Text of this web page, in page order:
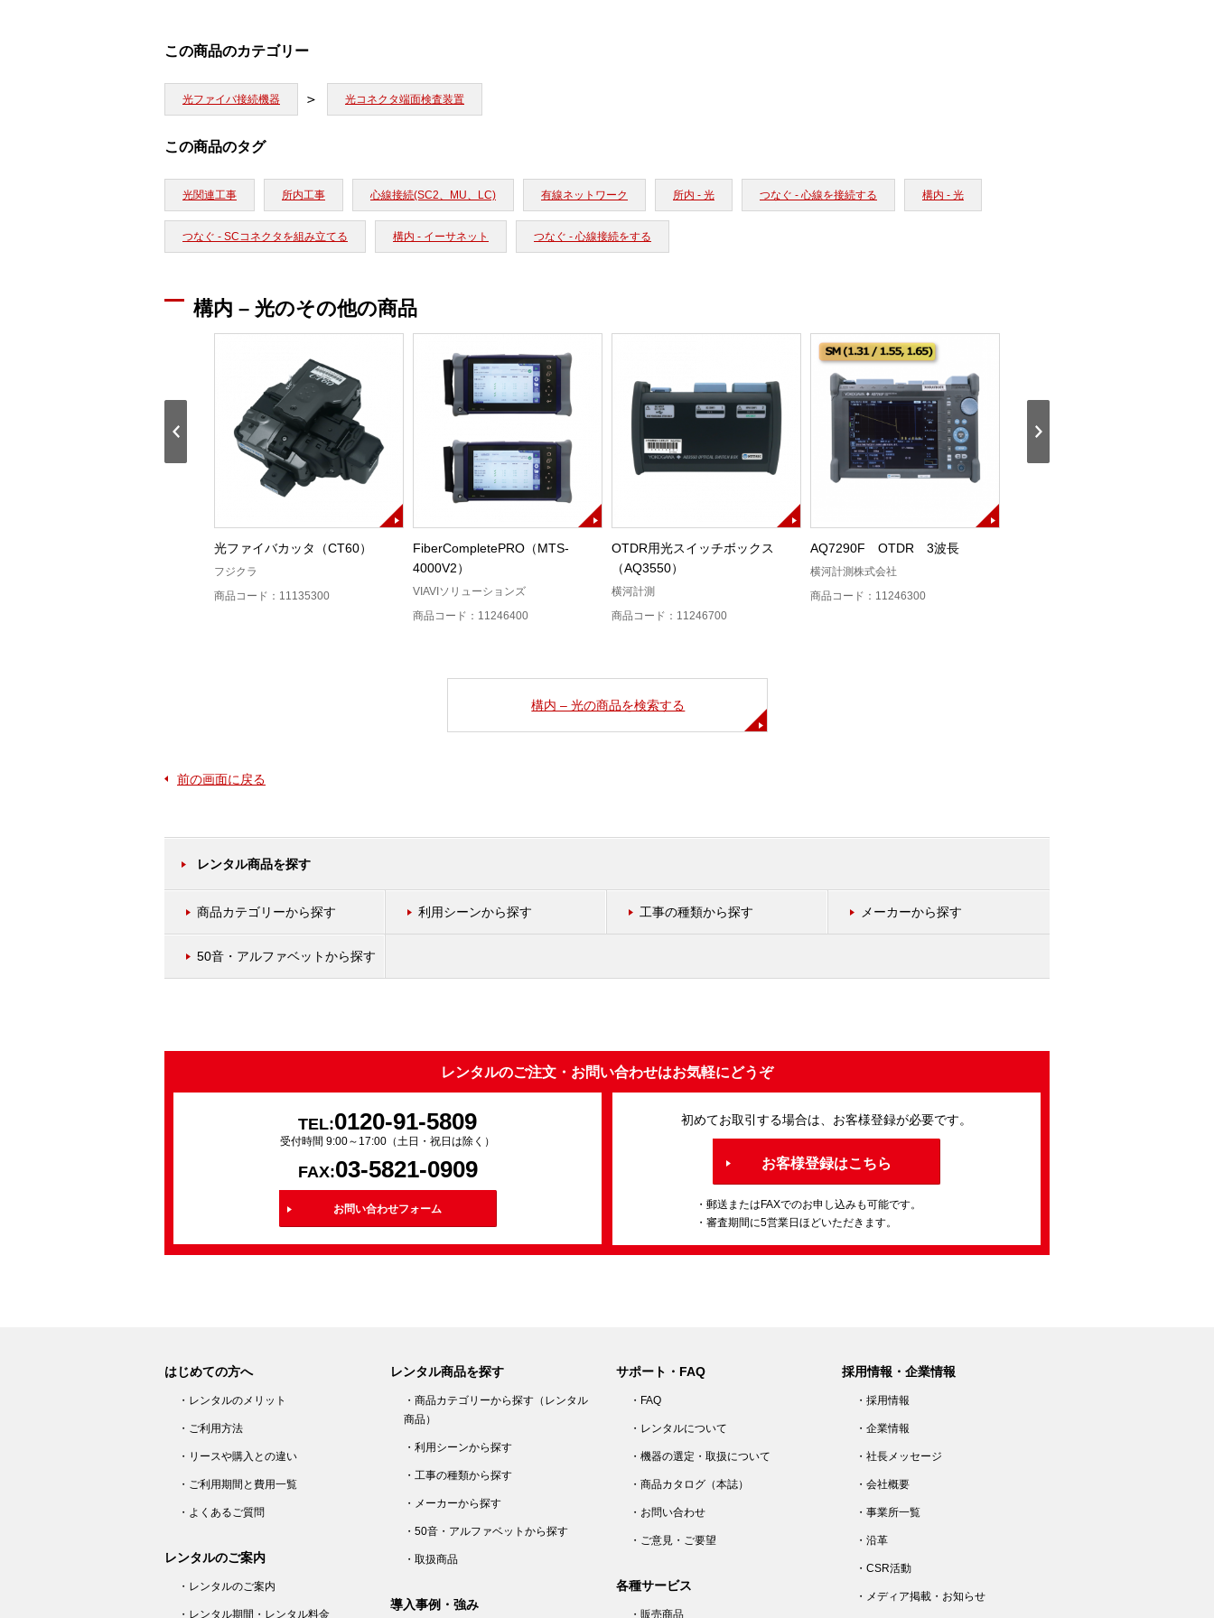
この商品のカテゴリー
光ファイバ接続機器 光コネクタ端面検査装置
この商品のタグ
光関連工事 所内工事 心線接続(SC2、MU、LC) 有線ネットワーク 所内 - 光 つなぐ - 心線を接続する 構内 - 光
つなぐ - SCコネクタを組み立てる 構内 - イーサネット つなぐ - 心線接続をする
構内 – 光のその他の商品
光ファイバカッタ（CT60）
フジクラ
商品コード：11135300
FiberCompletePRO（MTS-
4000V2）
VIAVIソリューションズ
商品コード：11246400
OTDR用光スイッチボックス
（AQ3550）
横河計測
商品コード：11246700
AQ7290F OTDR 3波長
横河計測株式会社
商品コード：11246300
構内 – 光の商品を検索する
前の画面に戻る
レンタル商品を探す
商品カテゴリーから探す 利用シーンから探す 工事の種類から探す メーカーから探す
50音・アルファベットから探す
レンタルのご注文・お問い合わせはお気軽にどうぞ
TEL:0120-91-5809
受付時間 9:00～17:00（土日・祝日は除く）
FAX:03-5821-0909
お問い合わせフォーム
初めてお取引する場合は、お客様登録が必要です。
お客様登録はこちら
・郵送またはFAXでのお申し込みも可能です。
・審査期間に5営業日ほどいただきます。
はじめての方へ
・レンタルのメリット
・ご利用方法
・リースや購入との違い
・ご利用期間と費用一覧
・よくあるご質問
レンタルのご案内
・レンタルのご案内
・レンタル期間・レンタル料金
レンタル商品を探す
・商品カテゴリーから探す（レンタル
商品）
・利用シーンから探す
・工事の種類から探す
・メーカーから探す
・50音・アルファベットから探す
・取扱商品
導入事例・強み
サポート・FAQ
・FAQ
・レンタルについて
・機器の選定・取扱について
・商品カタログ（本誌）
・お問い合わせ
・ご意見・ご要望
各種サービス
・販売商品
採用情報・企業情報
・採用情報
・企業情報
・社長メッセージ
・会社概要
・事業所一覧
・沿革
・CSR活動
・メディア掲載・お知らせ